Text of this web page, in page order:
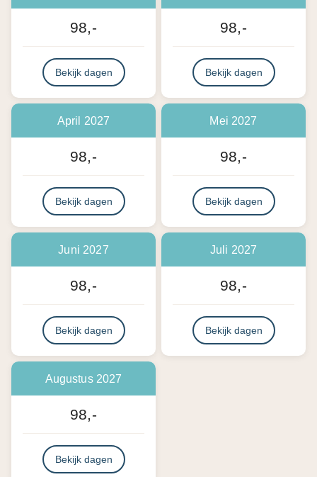
98,-
Bekijk dagen
98,-
Bekijk dagen
April 2027
98,-
Bekijk dagen
Mei 2027
98,-
Bekijk dagen
Juni 2027
98,-
Bekijk dagen
Juli 2027
98,-
Bekijk dagen
Augustus 2027
98,-
Bekijk dagen